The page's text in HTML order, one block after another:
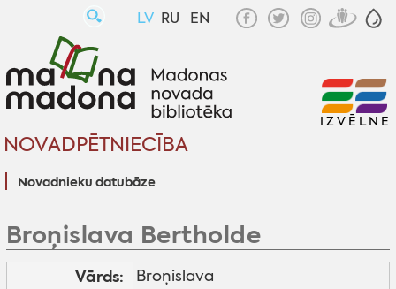
LV RU EN
NOVADPĒTNIECĪBA
Novadnieku datubāze
IZVĒLNE
Broņislava Bertholde
Vārds: Broņislava